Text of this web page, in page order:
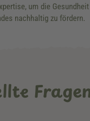
um die Gesundheit
nachhaltig zu fördern.